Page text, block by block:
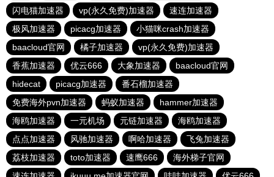
闪电猫加速器
vp(永久免费)加速器
速连加速器
极风加速器
picacg加速器
小猫咪crash加速器
baacloud官网
橘子加速器
vp(永久免费)加速器
香蕉加速器
优云666 大象加速器
baacloud官网
hidecat
picacg加速器
番石榴加速器
免费海外pvn加速器
蚂蚁加速器
hammer加速器
海鸥加速器
一元机场 元链加速器
海鸥加速器
点点加速器
风驰加速器 啊哈加速器
飞兔加速器
荔枝加速器
toto加速器 速鹰666
海外梯子官网